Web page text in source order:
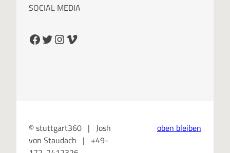
SOCIAL MEDIA
Facebook Twitter InstagramVimeo
© stuttgart360 | Josh
von Staudach | +49-
oben bleiben